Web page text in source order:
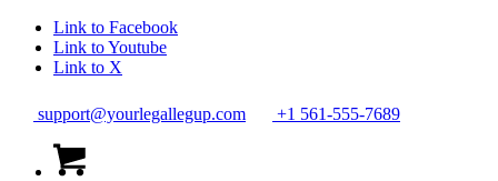
Link to Facebook
Link to Youtube
Link to X
support@yourlegallegup.com +1 561-555-7689